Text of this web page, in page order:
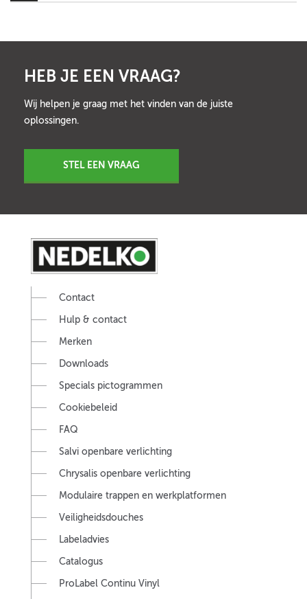
HEB JE EEN VRAAG?
Wij helpen je graag met het vinden van de juiste
oplossingen.
STEL EEN VRAAG
Contact
Hulp & contact
Merken
Downloads
Specials pictogrammen
Cookiebeleid
FAQ
Salvi openbare verlichting
Chrysalis openbare verlichting
Modulaire trappen en werkplatformen
Veiligheidsdouches
Labeladvies
Catalogus
ProLabel Continu Vinyl